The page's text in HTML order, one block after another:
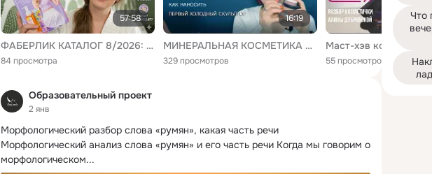
Что
57:58
ФАБЕРЛИК КАТАЛОГ 8/2026: СКИДКИ ДО 70%, НОВИНКИ И ЧЕСТНЫЙ РАЗБОР СОСТАВОВ
84 просмотра
16:19
МИНЕРАЛЬНАЯ КОСМЕТИКА из РФ | как наносить, вред диоксида титана, бывают ли холодные скульпторы
329 просмотров 55 просмотров
Образовательный проект
2 янв
Морфологический разбор слова «румян», какая часть речи
Морфологический анализ слова «румян» и его часть речи Когда мы говорим о
морфологическом...